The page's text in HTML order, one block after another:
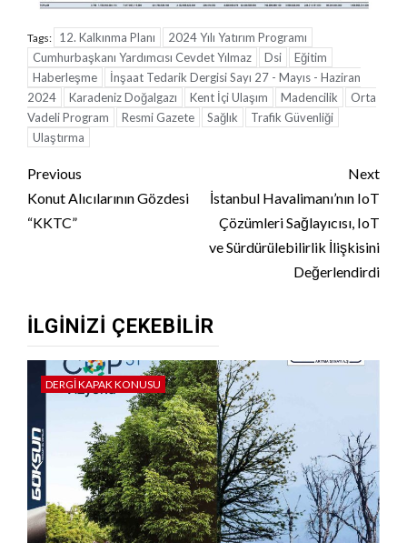
Tags: 12. Kalkınma Planı
2024 Yılı Yatırım Programı
Cumhurbaşkanı Yardımcısı Cevdet Yılmaz
Dsi
Eğitim
Haberleşme
İnşaat Tedarik Dergisi Sayı 27 - Mayıs - Haziran
2024
Karadeniz Doğalgazı Kent İçi Ulaşım Madencilik
Orta
Vadeli Program
Resmi Gazete Sağlık
Trafik Güvenliği
Ulaştırma
Continue
Reading
Previous
Konut Alıcılarının Gözdesi
“KKTC”
Next
İstanbul Havalimanı’nın IoT
Çözümleri Sağlayıcısı, IoT
ve Sürdürülebilirlik İlişkisini
Değerlendirdi
İLGINIZI ÇEKEBILIR
DERGI KAPAK KONUSU